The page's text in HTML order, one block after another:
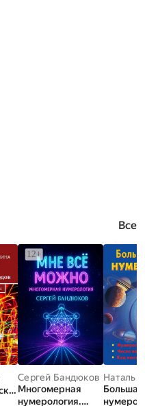
Все
Сергей Бандюков
Многомерная
нумерология.
Большая